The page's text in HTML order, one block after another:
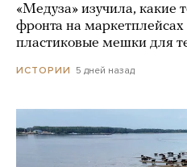
«Медуза» изучила, какие
фронта на
пластиковые мешки для
ИСТОРИИ 5 дней назад